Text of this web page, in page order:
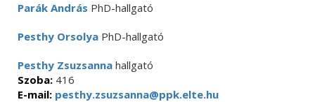
Parák András PhD-hallgató
Pesthy Orsolya PhD-hallgató
Pesthy Zsuzsanna hallgató
Szoba: 416
E-mail: pesthy.zsuzsanna@ppk.elte.hu